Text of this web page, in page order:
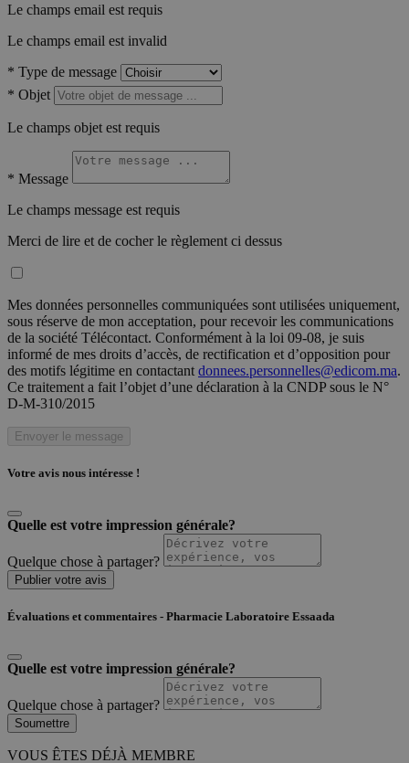
Le champs email est requis
Le champs email est invalid
* Type de message
* Objet
Le champs objet est requis
* Message
Le champs message est requis
Merci de lire et de cocher le règlement ci dessus
Mes données personnelles communiquées sont utilisées uniquement,
sous réserve de mon acceptation, pour recevoir les communications
de la société Télécontact. Conformément à la loi 09-08, je suis
informé de mes droits d’accès, de rectification et d’opposition pour
des motifs légitime en contactant donnees.personnelles@edicom.ma.
Ce traitement a fait l’objet d’une déclaration à la CNDP sous le N°
D-M-310/2015
Envoyer le message
Votre avis nous intéresse !
Quelle est votre impression générale?
Quelque chose à partager?
Publier votre avis
Évaluations et commentaires - Pharmacie Laboratoire Essaada
Quelle est votre impression générale?
Quelque chose à partager?
Soumettre
VOUS ÊTES DÉJÀ MEMBRE